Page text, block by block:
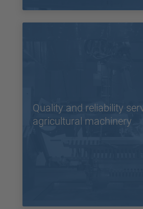
Quality and reliability
agricultural machinery